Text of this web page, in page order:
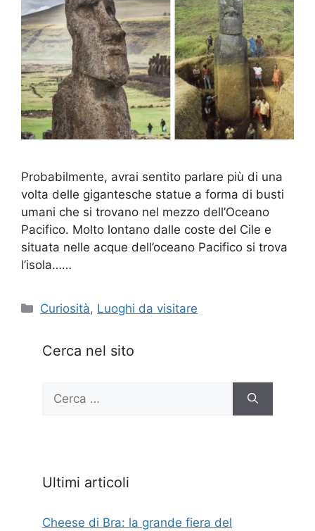
Probabilmente, avrai sentito parlare più di una
volta delle gigantesche statue a forma di busti
umani che si trovano nel mezzo dell’Oceano
Pacifico. Molto lontano dalle coste del Cile e
situata nelle acque dell’oceano Pacifico si trova
l’isola……
Categorie
Curiosità, Luoghi da visitare
Cerca nel sito
per:
Ultimi articoli
Cheese di Bra: la grande fiera del